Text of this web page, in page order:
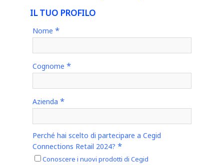
IL TUO PROFILO
Nome *
Cognome *
Azienda *
Perché hai scelto di partecipare a Cegid
Connections Retail 2024? *
Conoscere i nuovi prodotti di Cegid